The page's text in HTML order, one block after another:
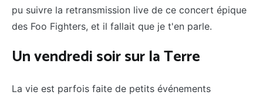
pu suivre la retransmission live de ce concert épique
des Foo Fighters, et il fallait que je t'en parle.
Un vendredi soir sur la Terre
La vie est parfois faite de petits événements